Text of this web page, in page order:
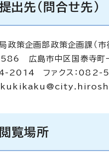
先（問合せ先）
政策企画部政策企画課（市
広島市中区国泰寺町
2014 ファクス：
覧場所